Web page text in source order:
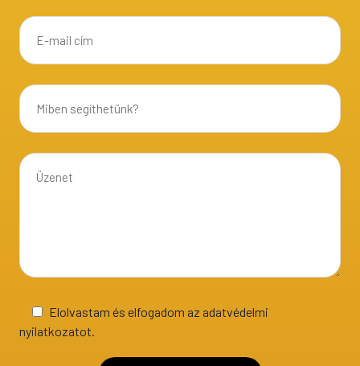
Elolvastam és elfogadom az adatvédelmi
nyilatkozatot.